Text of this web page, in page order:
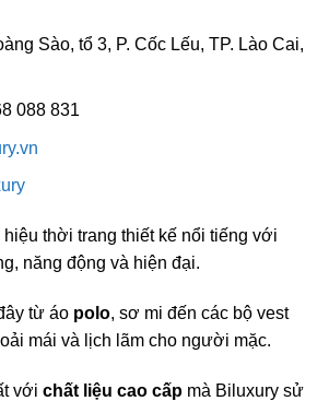
Sào, tổ 3, P. Cốc Lếu, TP. Lào Cai,
088 831
thời trang thiết kế nổi tiếng với
năng động và hiện đại.
từ áo polo, sơ mi đến các bộ vest
mái và lịch lãm cho người mặc.
với chất liệu cao cấp mà Biluxury sử